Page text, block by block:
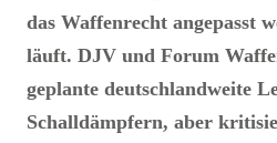
das Waffenrecht angepasst
läuft. DJV und Forum
geplante deutschlandweite
Schalldämpfern, aber